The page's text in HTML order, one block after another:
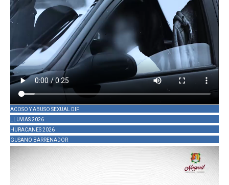
ACOSO Y ABUSO SEXUAL DIF
LLUVIAS 2026
HURACANES 2026
GUSANO BARRENADOR